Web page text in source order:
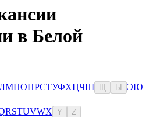
в Белой
МНОПРСТУФХЦЧШ Ы ЭЮ
RSTUVWX Y Z